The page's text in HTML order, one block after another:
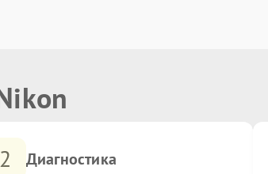
2 Диагностика